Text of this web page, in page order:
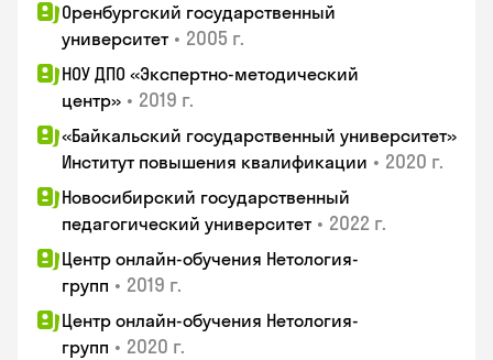
Оренбургский государственный
университет • 2005 г.
НОУ ДПО «Экспертно-методический
центр» • 2019 г.
«Байкальский государственный университет»
Институт повышения квалификации • 2020 г.
Новосибирский государственный
педагогический университет • 2022 г.
Центр онлайн-обучения Нетология-
групп • 2019 г.
Центр онлайн-обучения Нетология-
групп • 2020 г.